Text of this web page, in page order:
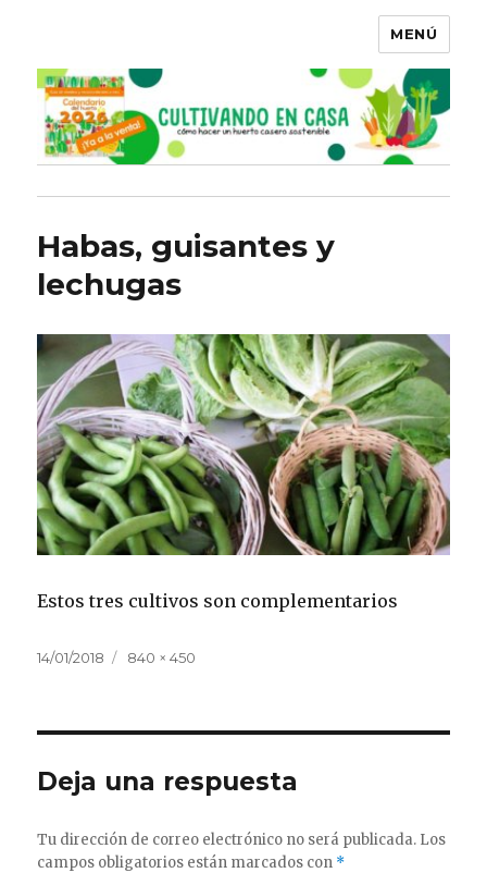
MENÚ
Habas, guisantes y
lechugas
Estos tres cultivos son complementarios
Publicado
14/01/2018
Tamaño
840 × 450
Deja una respuesta
Tu dirección de correo electrónico no será publicada. Los
campos obligatorios están marcados con *